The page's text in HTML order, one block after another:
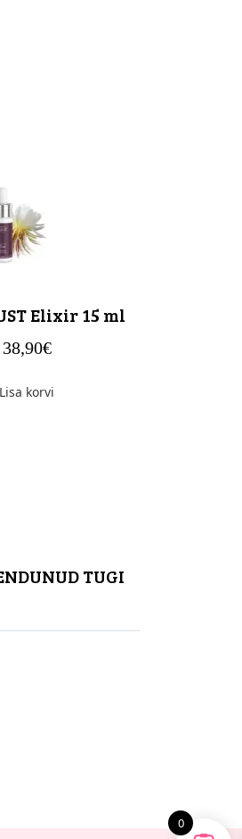
Elixir 15 ml
€
38,90
Lisa korvi
TUGI
0